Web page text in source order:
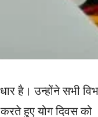
है। उन्होंने सभी
हुए योग दिवस को